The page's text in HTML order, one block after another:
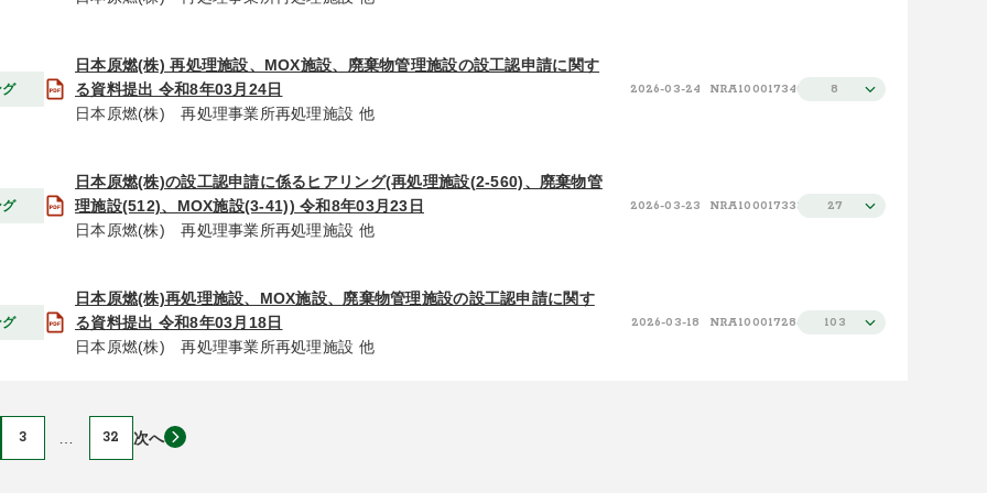
グ
日本原燃(株) 再処理施設、MOX施設、廃棄物管理施設の設工認申請に関す
る資料提出 令和8年03月24日
日本原燃(株) 再処理事業所再処理施設 他
2026-03-24 NRA100017340 8
グ
日本原燃(株)の設工認申請に係るヒアリング(再処理施設(2-560)、廃棄物管
理施設(512)、MOX施設(3-41)) 令和8年03月23日
日本原燃(株) 再処理事業所再処理施設 他
2026-03-23 NRA100017333 27
グ
日本原燃(株)再処理施設、MOX施設、廃棄物管理施設の設工認申請に関す
る資料提出 令和8年03月18日
日本原燃(株) 再処理事業所再処理施設 他
2026-03-18 NRA100017286 103
3 32 次へ